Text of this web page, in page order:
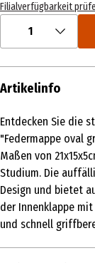
Filialverfügbarkeit
1
Artikelinfo
Entdecken Sie die
"Federmappe oval
Maßen von
Studium. Die
Design und bietet
der Innenklappe
und schnell